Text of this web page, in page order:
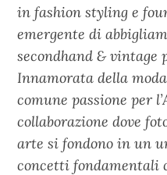
in fashion styling e
emergente di
secondhand & vintage
Innamorata della
comune passione per
collaborazione dove
arte si fondono in un
concetti fondamentali